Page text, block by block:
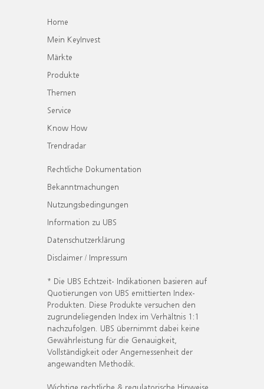
Home
Mein KeyInvest
Märkte
Produkte
Themen
Service
Know How
Trendradar
Rechtliche Dokumentation
Bekanntmachungen
Nutzungsbedingungen
Information zu UBS
Datenschutzerklärung
Disclaimer / Impressum
* Die UBS Echtzeit- Indikationen basieren auf
Quotierungen von UBS emittierten Index-
Produkten. Diese Produkte versuchen den
zugrundeliegenden Index im Verhältnis 1:1
nachzufolgen. UBS übernimmt dabei keine
Gewährleistung für die Genauigkeit,
Vollständigkeit oder Angemessenheit der
angewandten Methodik.